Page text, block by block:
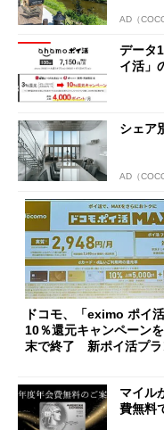
AD（
データ
イ活」
シェア
AD（
ドコモ、「eximo ポイ
10％還元キャンペーンを
末で終了 新ポイ活プラ
マイル
費無料